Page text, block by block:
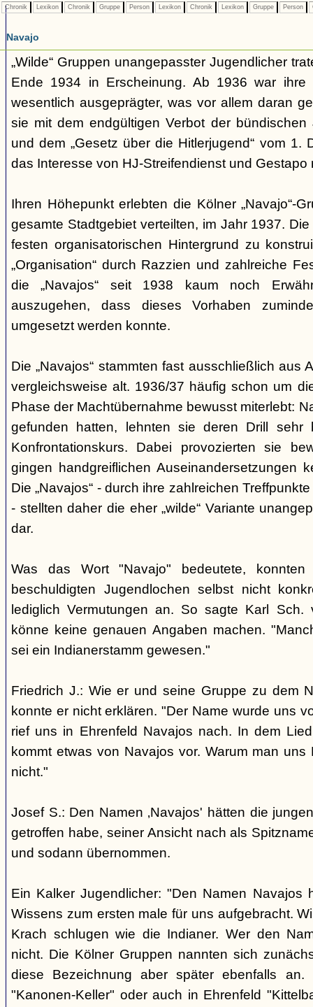
Chronik Lexikon Chronik Gruppe Person Lexikon Chronik Lexikon Gruppe Person
Navajo
„Wilde“ Gruppen unangepasster Jugendlicher
Ende 1934 in Erscheinung. Ab 1936 war ihre
wesentlich ausgeprägter, was vor allem daran
sie mit dem endgültigen Verbot der
und dem „Gesetz über die Hitlerjugend“ vom 1.
das Interesse von HJ-Streifendienst und Gestapo
Ihren Höhepunkt erlebten die Kölner „Navajo“-
gesamte Stadtgebiet verteilten, im Jahr 1937.
festen organisatorischen Hintergrund zu
„Organisation“ durch Razzien und zahlreiche
die „Navajos“ seit 1938 kaum noch
auszugehen, dass dieses Vorhaben
umgesetzt werden konnte.
Die „Navajos“ stammten fast ausschließlich aus
vergleichsweise alt. 1936/37 häufig schon um
Phase der Machtübernahme bewusst miterlebt:
gefunden hatten, lehnten sie deren Drill
Konfrontationskurs. Dabei provozierten sie
gingen handgreiflichen Auseinandersetzungen
Die „Navajos“ - durch ihre zahlreichen
- stellten daher die eher „wilde“ Variante
dar.
Was das Wort "Navajo" bedeutete, konnten
beschuldigten Jugendlochen selbst nicht
lediglich Vermutungen an. So sagte Karl
könne keine genauen Angaben machen.
sei ein Indianerstamm gewesen."
Friedrich J.: Wie er und seine Gruppe zu dem
konnte er nicht erklären. "Der Name wurde uns
rief uns in Ehrenfeld Navajos nach. In dem
kommt etwas von Navajos vor. Warum man
nicht."
Josef S.: Den Namen ‚Navajos' hätten die
getroffen habe, seiner Ansicht nach als
und sodann übernommen.
Ein Kalker Jugendlicher: "Den Namen Navajos
Wissens zum ersten male für uns aufgebracht.
Krach schlugen wie die Indianer. Wer den
nicht. Die Kölner Gruppen nannten sich
diese Bezeichnung aber später ebenfalls
"Kanonen-Keller" oder auch in Ehrenfeld